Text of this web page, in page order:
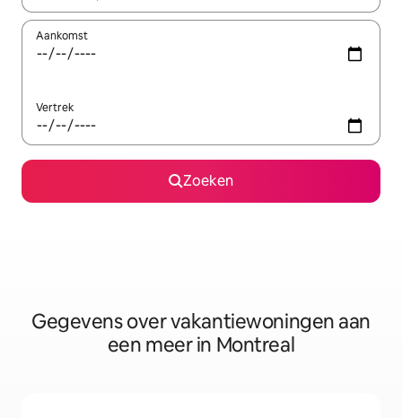
Aankomst
Vertrek
Zoeken
Gegevens over vakantiewoningen aan
een meer in Montreal